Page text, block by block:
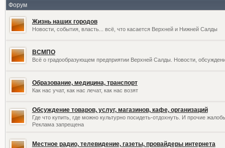
Форум
Жизнь наших городов
Новости, события, власть... всё, что касается Верхней и Нижней Салды
ВСМПО
Всё о градообразующем предприятии Верхней Салды. Новости,
Образование, медицина, транспорт
Как нас учат, как нас лечат, как нас возят
Обсуждение товаров, услуг, магазинов, кафе, организаций
Где что купить, где можно культурно посидеть-отдохнуть. И прочие
Реклама запрещена
Местное радио, телевидение, газеты, провайдеры интернета